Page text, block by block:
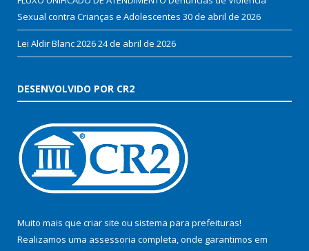
Sexual contra Crianças e Adolescentes 30 de abril de 2026
Lei Aldir Blanc 202624 de abril de 2026
DESENVOLVIDO POR CR2
Muito mais que criar site ou sistema para prefeituras!
Realizamos uma assessoria completa, onde garantimos em